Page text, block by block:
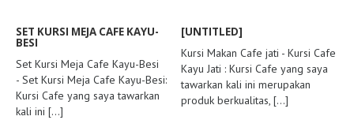
SET KURSI MEJA CAFE KAYU-
BESI
Set Kursi Meja Cafe Kayu-Besi
- Set Kursi Meja Cafe Kayu-Besi:
Kursi Cafe yang saya tawarkan
kali ini [...]
[UNTITLED]
Kursi Makan Cafe jati - Kursi Cafe
Kayu Jati : Kursi Cafe yang saya
tawarkan kali ini merupakan
produk berkualitas, [...]